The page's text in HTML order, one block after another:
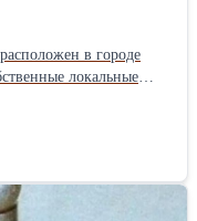
в городе
локальные
Петербурге, Ростове
отраслей
хозяйства.
заводов
(ЯРТ),